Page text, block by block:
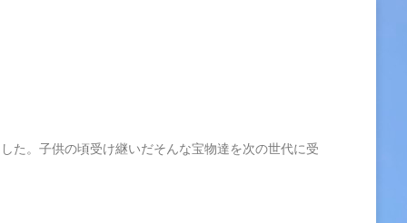
た。子供の頃受け継いだそんな宝物達を次の世代に受